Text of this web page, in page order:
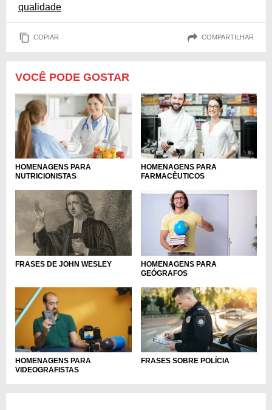
qualidade
COPIAR COMPARTILHAR
VOCÊ PODE GOSTAR
HOMENAGENS PARA
NUTRICIONISTAS
HOMENAGENS PARA
FARMACÊUTICOS
FRASES DE JOHN WESLEY
HOMENAGENS PARA
GEÓGRAFOS
HOMENAGENS PARA
VIDEOGRAFISTAS
FRASES SOBRE POLÍCIA